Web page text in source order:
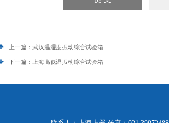
上一篇： 武汉温湿度振动综合试验箱
下一篇： 上海高低温振动综合试验箱